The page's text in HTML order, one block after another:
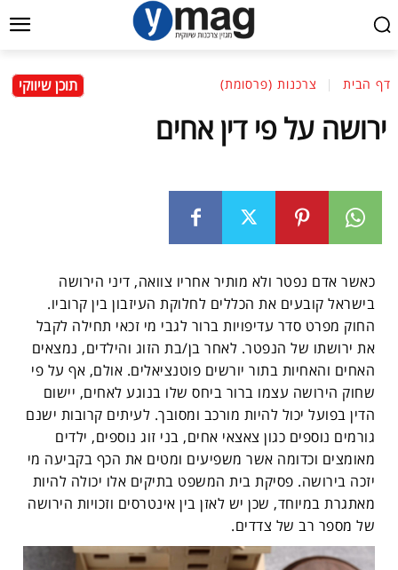
דף הבית צרכנות (פרסומת) תוכן שיווקי
ירושה על פי דין אחים
כאשר אדם נפטר ולא מותיר אחריו צוואה, דיני הירושה
בישראל קובעים את הכללים לחלוקת העיזבון בין קרוביו.
החוק מפרט סדר עדיפויות ברור לגבי מי זכאי תחילה לקבל
את ירושתו של הנפטר. לאחר בן/בת הזוג והילדים, נמצאים
האחים והאחיות בתור יורשים פוטנציאלים. אולם, אף על פי
שחוק הירושה עצמו ברור ביחס שלו בנוגע לאחים, יישום
הדין בפועל יכול להיות מורכב ומסובך. לעיתים קרובות ישנם
גורמים נוספים כגון צאצאי אחים, בני זוג נוספים, ילדים
מאומצים וכדומה אשר משפיעים ומטים את הכף בקביעה מי
יזכה בירושה. פסיקת בית המשפט בתיקים אלו יכולה להיות
מאתגרת במיוחד, שכן יש לאזן בין אינטרסים וזכויות הירושה
של מספר רב של צדדים.